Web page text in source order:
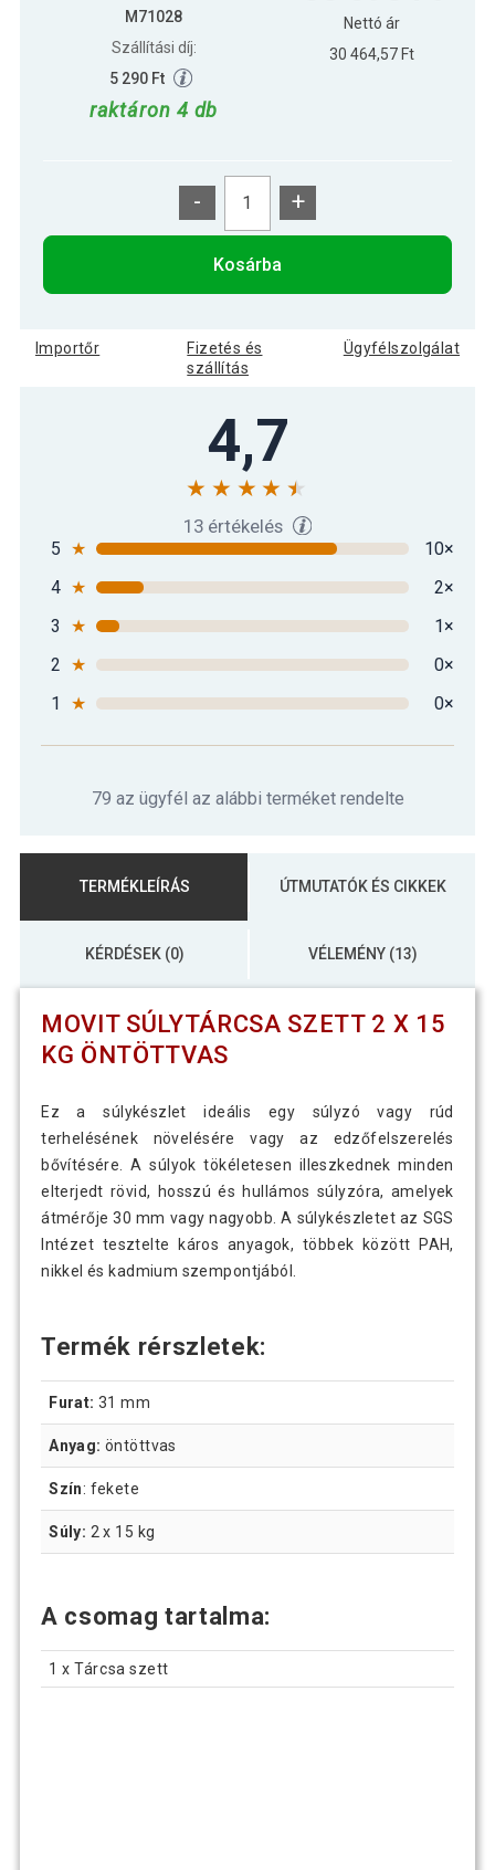
M71028
Szállítási díj:
5 290 Ft
raktáron 4 db
Nettó ár
30 464,57 Ft
- +
Kosárba
Importőr
Fizetés és
szállítás
Ügyfélszolgálat
4,7
13 értékelés
5 ★
10×
4 ★
2×
3
★
1×
2 ★
0×
1
★ 0×
79 az ügyfél az alábbi terméket rendelte
TERMÉKLEÍRÁS ÚTMUTATÓK ÉS CIKKEK
KÉRDÉSEK (0) VÉLEMÉNY (13)
MOVIT SÚLYTÁRCSA SZETT 2 X 15
KG ÖNTÖTTVAS
Ez a súlykészlet ideális egy súlyzó vagy rúd
terhelésének növelésére vagy az edzőfelszerelés
bővítésére. A súlyok tökéletesen illeszkednek minden
elterjedt rövid, hosszú és hullámos súlyzóra, amelyek
átmérője 30 mm vagy nagyobb. A súlykészletet az SGS
Intézet tesztelte káros anyagok, többek között PAH,
nikkel és kadmium szempontjából.
Termék rérszletek:
Furat: 31 mm
Anyag: öntöttvas
Szín: fekete
Súly: 2 x 15 kg
A csomag tartalma:
1 x Tárcsa szett